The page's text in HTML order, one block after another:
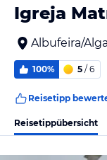
Igreja
Albufeira/
100% 5 / 6
Reisetipp
Reisetippübersicht